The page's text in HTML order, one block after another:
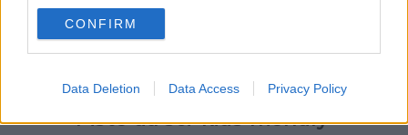
use your data for below specified purposes in below Google
consent section.
CONFIRM
Data Deletion Data Access Privacy Policy
VIAGGIARE
Piste da sci 'kids friendly'